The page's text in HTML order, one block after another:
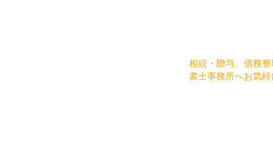
相続・贈与、債務
書士事務所へお気軽